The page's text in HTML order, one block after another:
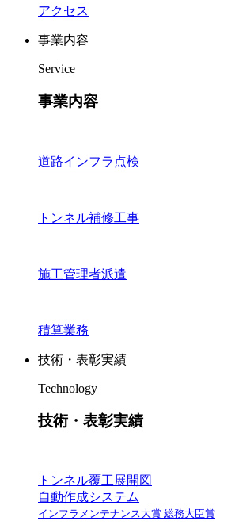
アクセス
事業内容
Service
事業内容
道路インフラ点検
トンネル補修工事
施工管理者派遣
積算業務
技術・表彰実績
Technology
技術・表彰実績
トンネル覆工展開図
自動作成システム
インフラメンテナンス大賞 総務大臣賞